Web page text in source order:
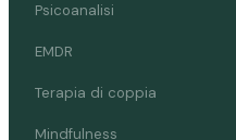
Psicoanalisi
EMDR
Terapia di coppia
Mindfulness